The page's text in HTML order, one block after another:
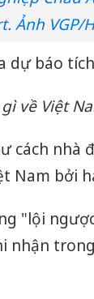
Ảnh VGP/
dự báo
về Việt
cách nhà
Nam bởi
"lội
nhận